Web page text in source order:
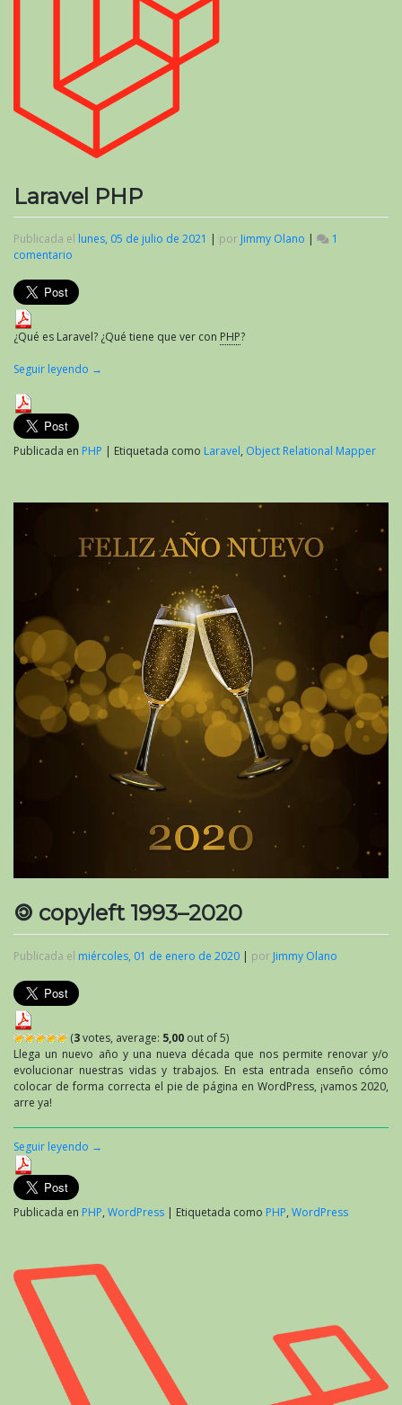
Laravel PHP
Publicada el lunes, 05 de julio de 2021 | por Jimmy Olano |
1
comentario
PHP
¿Qué es Laravel? ¿Qué tiene que ver con PHP?
Seguir leyendo →
Publicada en PHP | Etiquetada como Laravel, Object Relational Mapper
🄯 copyleft 1993–2020
Publicada el miércoles, 01 de enero de 2020 | por Jimmy Olano
(3votes, average: 5,00 out of 5)
Llega un nuevo año y una nueva década que nos permite renovar y/o
evolucionar nuestras vidas y trabajos. En esta entrada enseño cómo
colocar de forma correcta el pie de página en WordPress, ¡vamos 2020,
arre ya!
Seguir leyendo →
Publicada en PHP, WordPress | Etiquetada como PHP, WordPress